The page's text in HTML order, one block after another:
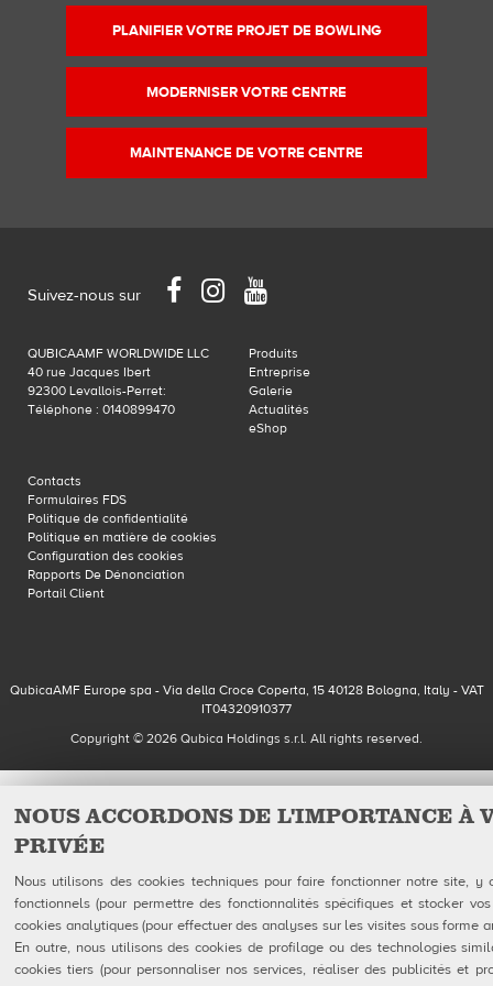
NOUS ACCORDONS DE L'IMPORTANCE À
PRIVÉE
Nous utilisons des cookies techniques pour faire fonctionner notre site, y
fonctionnels (pour permettre des fonctionnalités spécifiques et stocker
cookies analytiques (pour effectuer des analyses sur les visites sous forme
En outre, nous utilisons des cookies de profilage ou des technologies
cookies tiers (pour personnaliser nos services, réaliser des publicités et
PLANIFIER VOTRE PROJET DE BOWLING
MODERNISER VOTRE CENTRE
MAINTENANCE DE VOTRE CENTRE
QUBICAAMF WORLDWIDE LLC
40 rue Jacques Ibert
92300 Levallois-Perret:
Téléphone : 0140899470
Produits
Entreprise
Galerie
Actualités
eShop
Contacts
Formulaires FDS
Politique de confidentialité
Politique en matière de cookies
Configuration des cookies
Rapports De Dénonciation
Portail Client
Suivez-nous sur
FacebookInstagram
QubicaAMF Europe spa - Via della Croce Coperta, 15 40128 Bologna, Italy - VAT
IT04320910377
Copyright © 2026 Qubica Holdings s.r.l. All rights reserved.